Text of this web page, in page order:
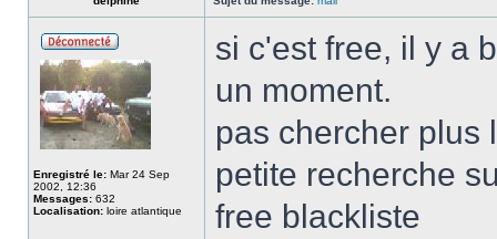
Enregistré le: Mar 24 Sep
2002, 12:36
Messages: 632
Localisation: loire atlantique
si c'est free, il y a
un moment.
pas chercher plus
petite recherche
free blackliste